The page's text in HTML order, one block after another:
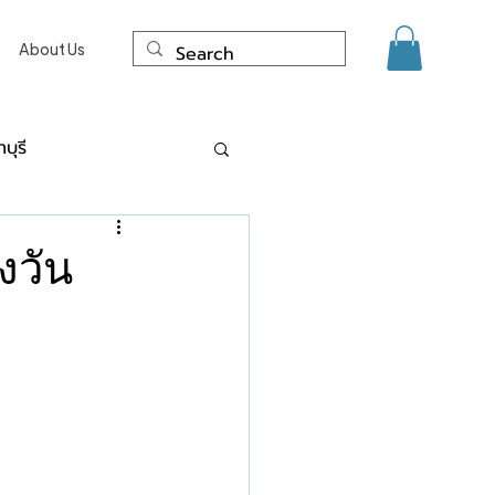
About Us
บุรี
ผลเป็น นนทบุรี
รเลเซอร์
วัน